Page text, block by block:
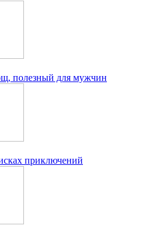
полезный для мужчин
приключений